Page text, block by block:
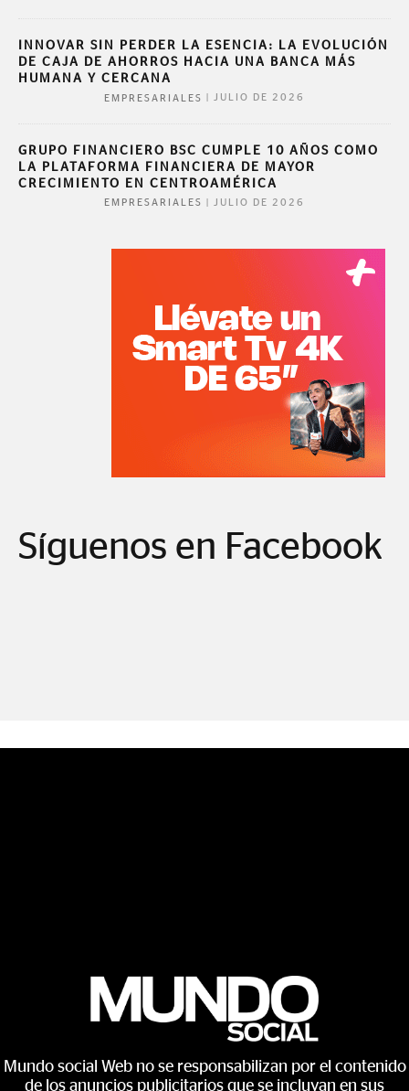
INNOVAR SIN PERDER LA ESENCIA: LA EVOLUCIÓN
DE CAJA DE AHORROS HACIA UNA BANCA MÁS
HUMANA Y CERCANA
EMPRESARIALES JULIO DE 2026
GRUPO FINANCIERO BSC CUMPLE 10 AÑOS COMO
LA PLATAFORMA FINANCIERA DE MAYOR
CRECIMIENTO EN CENTROAMÉRICA
EMPRESARIALES JULIO DE 2026
Síguenos en Facebook
Mundo social Web no se responsabilizan por el contenido
de los anuncios publicitarios que se incluyan en sus